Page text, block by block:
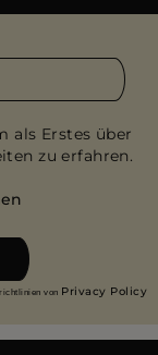
als Erstes über
zu erfahren.
von Privacy Policy